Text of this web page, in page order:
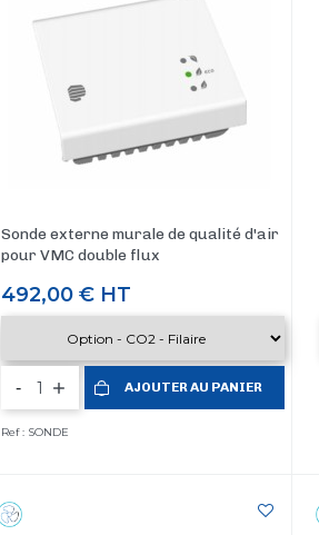
Sonde externe murale de qualité d'air
pour VMC double flux
Prix
492,00 € HT
- AJOUTER AU PANIER
Ref : SONDE